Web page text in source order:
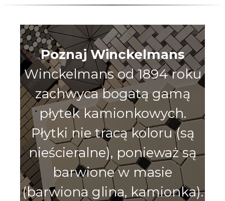
Poznaj Winckelmans
Winckelmans od 1894 roku
zachwyca bogatą gamą
płytek kamionkowych.
Płytki nie tracą koloru (są
nieścieralne), ponieważ są
barwione w masie
(barwiona glina, kamionka).